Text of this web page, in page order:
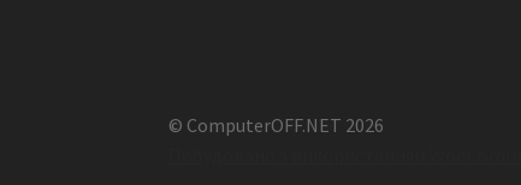
© ComputerOFF.NET 2026